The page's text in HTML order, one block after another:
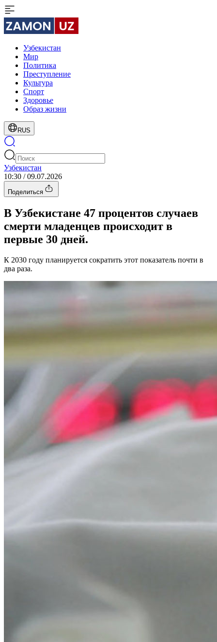
Узбекистан
Мир
Политика
Преступление
Культура
Спорт
Здоровье
Образ жизни
RUS
Узбекистан
10:30 / 09.07.2026
Поделиться
В Узбекистане 47 процентов случаев
смерти младенцев происходит в
первые 30 дней.
К 2030 году планируется сократить этот показатель почти в
два раза.